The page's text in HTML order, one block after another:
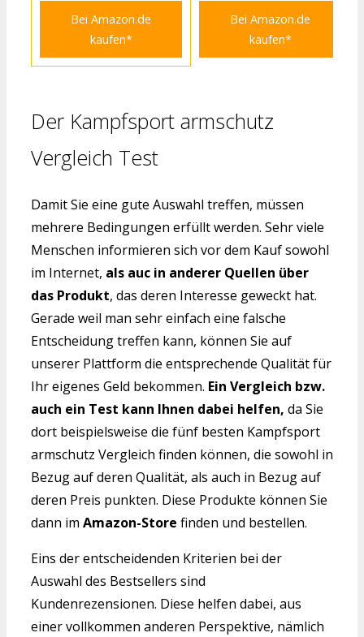
Bei Amazon.de
kaufen*
Bei Amazon.de
kaufen*
Der Kampfsport armschutz
Vergleich Test
Damit Sie eine gute Auswahl treffen, müssen
mehrere Bedingungen erfüllt werden. Sehr viele
Menschen informieren sich vor dem Kauf sowohl
im Internet, als auc in anderer Quellen über
das Produkt, das deren Interesse geweckt hat.
Gerade weil man sehr einfach eine falsche
Entscheidung treffen kann, können Sie auf
unserer Plattform die entsprechende Qualität für
Ihr eigenes Geld bekommen. Ein Vergleich bzw.
auch ein Test kann Ihnen dabei helfen, da Sie
dort beispielsweise die fünf besten Kampfsport
armschutz Vergleich finden können, die sowohl in
Bezug auf deren Qualität, als auch in Bezug auf
deren Preis punkten. Diese Produkte können Sie
dann im Amazon-Store finden und bestellen.
Eins der entscheidenden Kriterien bei der
Auswahl des Bestsellers sind
Kundenrezensionen. Diese helfen dabei, aus
einer vollkommen anderen Perspektive, nämlich